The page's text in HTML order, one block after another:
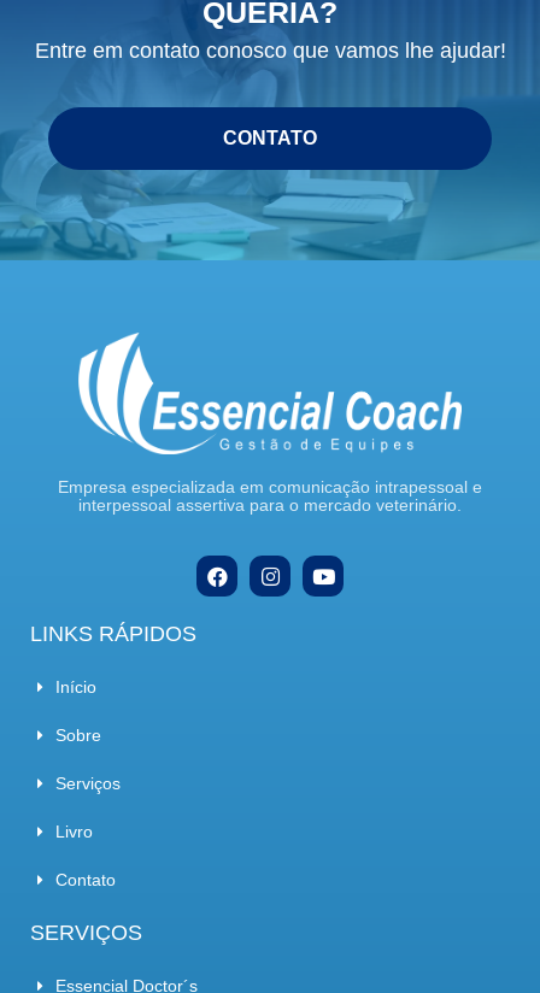
QUERIA?
Entre em contato conosco que vamos lhe ajudar!
CONTATO
Empresa especializada em comunicação intrapessoal e
interpessoal assertiva para o mercado veterinário.
LINKS RÁPIDOS
Início
Sobre
Serviços
Livro
Contato
SERVIÇOS
Essencial Doctor´s